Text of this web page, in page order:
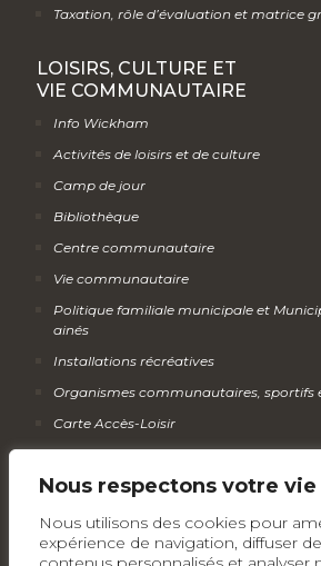
Nous respectons votre
Nous utilisons des cookies pour
expérience de navigation, diffuser
Taxation, rôle d’évaluation et matrice
LOISIRS, CULTURE ET
VIE COMMUNAUTAIRE
Info Wickham
Activités de loisirs et de culture
Camp de jour
Bibliothèque
Centre communautaire
Vie communautaire
Politique familiale municipale et
ainés
Installations récréatives
Organismes communautaires, sportifs
Carte Accès-Loisir
Calendrier des activités
Infolettre